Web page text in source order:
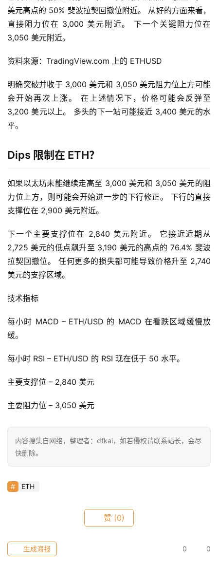
首
页
快
仰
a
r
9
指
数
常
用
美元高点的 50% 斐波拉契回撤位附近。 从好的方面来看，
直接阻力位在 3,000 美元附近。 下一个关键阻力位在
3,050 美元附近。
资料来源：TradingView.com 上的 ETHUSD
明确突破并收于 3,000 美元和 3,050 美元阻力位上方可能
会开始再次上涨。 在上述情况下，价格可能会反弹至
3,200 美元以上。 多头的下一站可能接近 3,400 美元的水
平。
Dips 限制在 ETH？
如果以太坊未能继续走高至 3,000 美元和 3,050 美元的阻
力位上方，则可能会开始进一步的下行修正。 下行的直接
支撑位在 2,900 美元附近。
下一个主要支撑位在 2,840 美元附近。 它接近近期从
2,725 美元的低点飙升至 3,190 美元的高点的 76.4% 斐波
拉契回撤位。 任何更多的损失都可能导致价格升至 2,740
美元的支撑区域。
技术指标
每小时 MACD – ETH/USD 的 MACD 在看跌区域缓慢放
缓。
每小时 RSI – ETH/USD 的 RSI 现在低于 50 水平。
主要支撑位 – 2,840 美元
主要阻力位 – 3,050 美元
内容搜集自网络，整理者：dfkai，如若侵权请联系站长，会尽
快删除。
ETH
赞 (0)
0 0
生成海报